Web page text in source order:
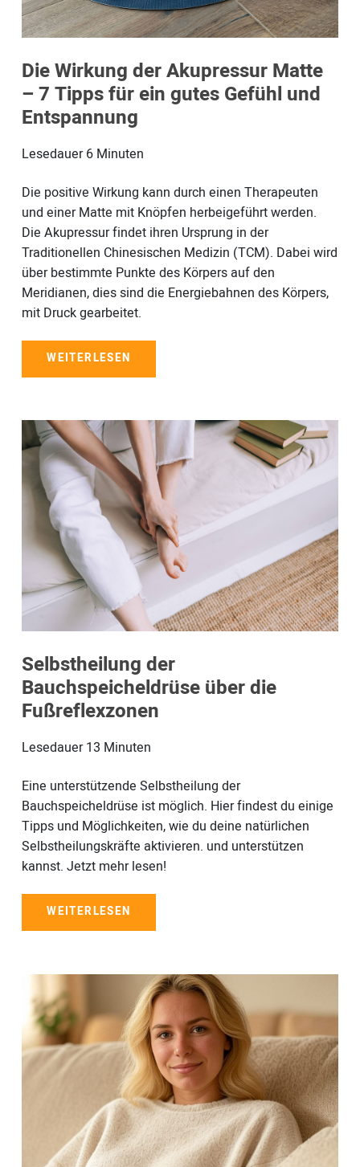
Die Wirkung der Akupressur Matte
– 7 Tipps für ein gutes Gefühl und
Entspannung
Lesedauer 6 Minuten
Die positive Wirkung kann durch einen Therapeuten
und einer Matte mit Knöpfen herbeigeführt werden.
Die Akupressur findet ihren Ursprung in der
Traditionellen Chinesischen Medizin (TCM). Dabei wird
über bestimmte Punkte des Körpers auf den
Meridianen, dies sind die Energiebahnen des Körpers,
mit Druck gearbeitet.
WEITERLESEN
Selbstheilung der
Bauchspeicheldrüse über die
Fußreflexzonen
Lesedauer 13 Minuten
Eine unterstützende Selbstheilung der
Bauchspeicheldrüse ist möglich. Hier findest du einige
Tipps und Möglichkeiten, wie du deine natürlichen
Selbstheilungskräfte aktivieren. und unterstützen
kannst. Jetzt mehr lesen!
WEITERLESEN